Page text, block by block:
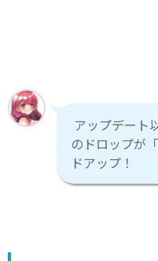
アップデート
のドロップが「
ドアップ！